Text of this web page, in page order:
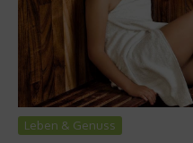
Leben & Genuss